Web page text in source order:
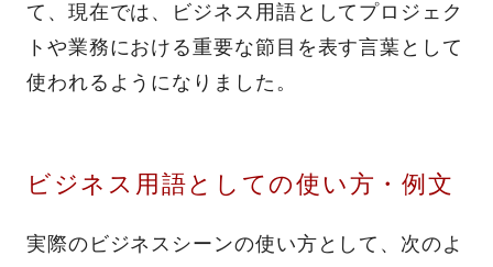
て、現在では、ビジネス用語としてプロジェク
トや業務における重要な節目を表す言葉として
使われるようになりました。
ビジネス用語としての使い方・例文
実際のビジネスシーンの使い方として、次のよ